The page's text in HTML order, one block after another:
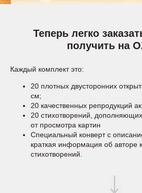
Теперь легко
получить на
Каждый комплект это:
20 плотных двусторонних
см;
20 качественных репродукций
20 стихотворений,
от просмотра картин
Специальный конверт с
краткая информация об авторе
стихотворений.